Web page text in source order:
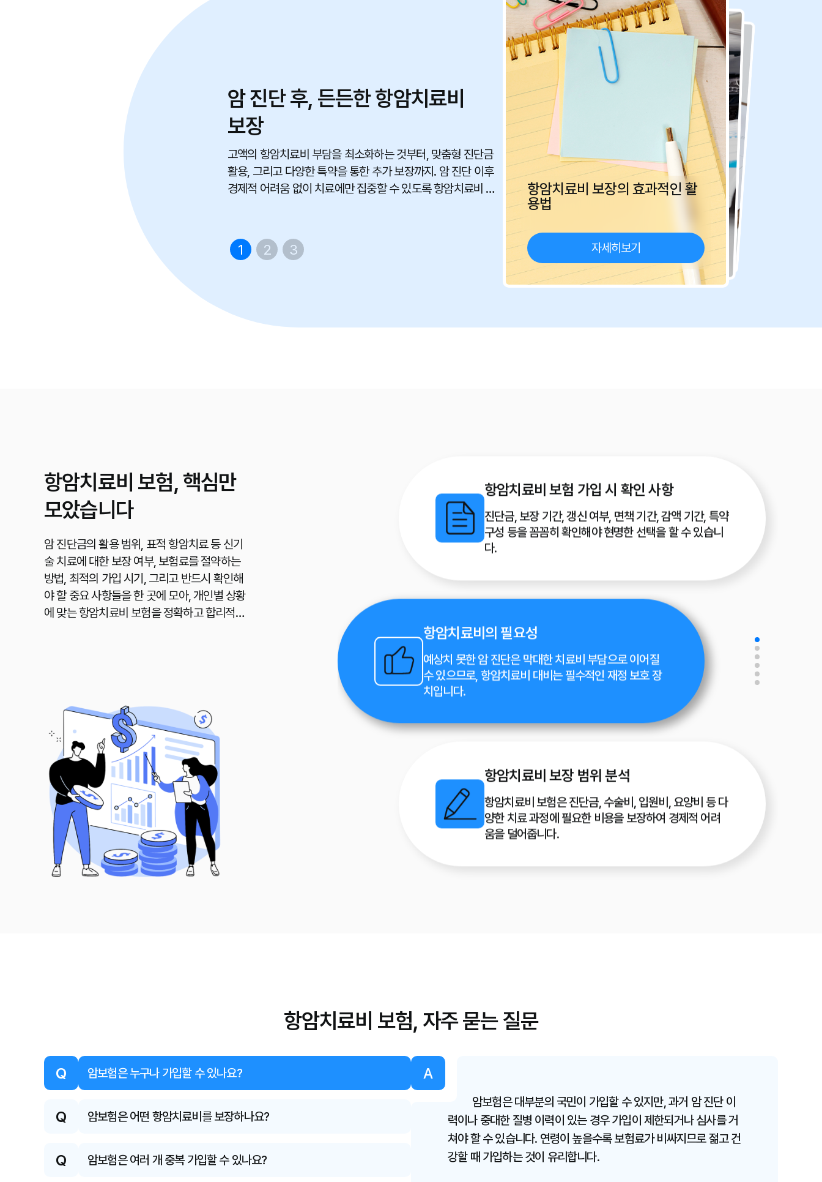
암 진단 후, 든든한 항암치료비
보장
고액의 항암치료비 부담을 최소화하는 것부터, 맞춤형 진단금
활용, 그리고 다양한 특약을 통한 추가 보장까지. 암 진단 이후
경제적 어려움 없이 치료에만 집중할 수 있도록 항암치료비 보
항암치료비 보장의 효과적인 활
용법
자세히보기
암보험 갱신 및 보장 변경 가이드
자세히보기
항암치료비 특약, 똑똑하게 활용
하기
자세히보기
1 2 3
항암치료비 보험, 핵심만
모았습니다
암 진단금의 활용 범위, 표적 항암치료 등 신기
술 치료에 대한 보장 여부, 보험료를 절약하는
방법, 최적의 가입 시기, 그리고 반드시 확인해
야 할 중요 사항들을 한 곳에 모아, 개인별 상황
에 맞는 항암치료비 보험을 정확하고 합리적으
항암치료비 부담 줄이는 팁
비갱신형 선택, 고액 보장 집중, 건강체 할인, 비교사이트
활용 등으로 항암치료비 보험료를 효율적으로 절약할 수
있습니다.
항암치료비 보험 가입 시 확인 사항
진단금, 보장 기간, 갱신 여부, 면책 기간, 감액 기간, 특약
구성 등을 꼼꼼히 확인해야 현명한 선택을 할 수 있습니
다.
항암치료비의 필요성
예상치 못한 암 진단은 막대한 치료비 부담으로 이어질
수 있으므로, 항암치료비 대비는 필수적인 재정 보호 장
치입니다.
항암치료비 보장 범위 분석
항암치료비 보험은 진단금, 수술비, 입원비, 요양비 등 다
양한 치료 과정에 필요한 비용을 보장하여 경제적 어려
움을 덜어줍니다.
활용 등으로 항암치료비 보험료를 효율적으로 절약할 수
있습니다.
항암치료비 보험, 자주 묻는 질문
Q 암보험은 누구나 가입할 수 있나요?
Q 암보험은 어떤 항암치료비를 보장하나요?
Q 암보험은 여러 개 중복 가입할 수 있나요?
A
암보험은 대부분의 국민이 가입할 수 있지만, 과거 암 진단 이
력이나 중대한 질병 이력이 있는 경우 가입이 제한되거나 심사를 거
쳐야 할 수 있습니다. 연령이 높을수록 보험료가 비싸지므로 젊고 건
강할 때 가입하는 것이 유리합니다.